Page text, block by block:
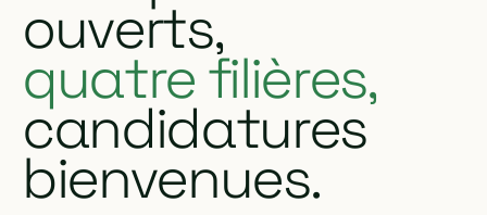
ouverts,
quatre filières,
candidatures
bienvenues.